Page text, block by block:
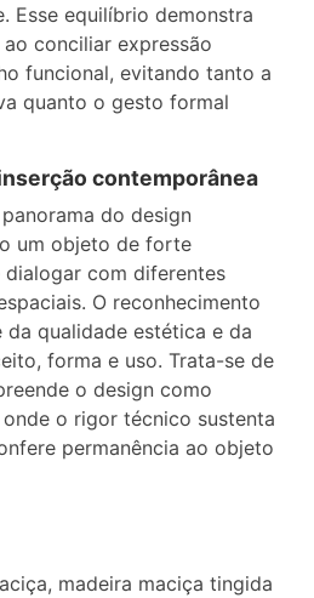
Esse equilíbrio demonstra
conciliar expressão
funcional, evitando tanto a
quanto o gesto formal
contemporânea
do design
um objeto de forte
com diferentes
O reconhecimento
qualidade estética e da
forma e uso. Trata-se de
o design como
o rigor técnico sustenta
permanência ao objeto
madeira maciça tingida